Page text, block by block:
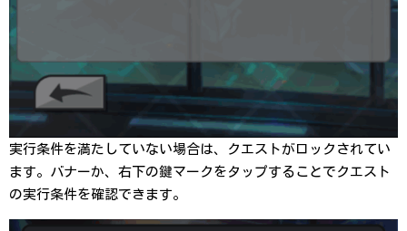
実行条件を満たしていない場合は、クエストがロックされてい
ます。バナーか、右下の鍵マークをタップすることでクエスト
の実行条件を確認できます。